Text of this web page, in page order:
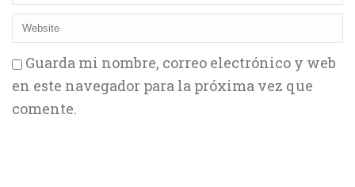
Guarda mi nombre, correo electrónico y web
en este navegador para la próxima vez que
comente.